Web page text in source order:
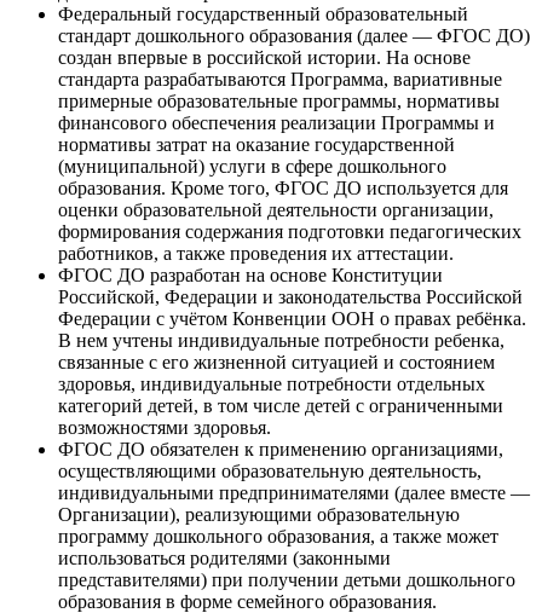
Федеральный государственный образовательный
стандарт дошкольного образования (далее — ФГОС ДО)
создан впервые в российской истории. На основе
стандарта разрабатываются Программа, вариативные
примерные образовательные программы, нормативы
финансового обеспечения реализации Программы и
нормативы затрат на оказание государственной
(муниципальной) услуги в сфере дошкольного
образования. Кроме того, ФГОС ДО используется для
оценки образовательной деятельности организации,
формирования содержания подготовки педагогических
работников, а также проведения их аттестации.
ФГОС ДО разработан на основе Конституции
Российской, Федерации и законодательства Российской
Федерации с учётом Конвенции ООН о правах ребёнка.
В нем учтены индивидуальные потребности ребенка,
связанные с его жизненной ситуацией и состоянием
здоровья, индивидуальные потребности отдельных
категорий детей, в том числе детей с ограниченными
возможностями здоровья.
ФГОС ДО обязателен к применению организациями,
осуществляющими образовательную деятельность,
индивидуальными предпринимателями (далее вместе —
Организации), реализующими образовательную
программу дошкольного образования, а также может
использоваться родителями (законными
представителями) при получении детьми дошкольного
образования в форме семейного образования.